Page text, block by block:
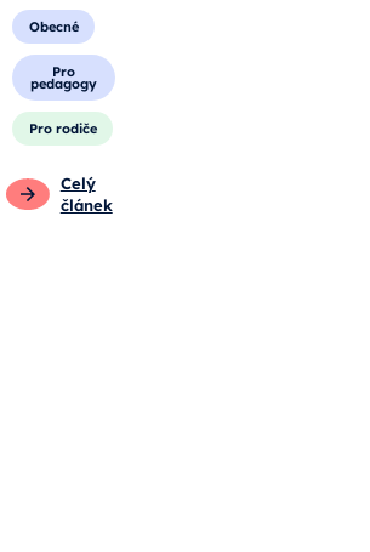
Obecné
Pro
pedagogy
Pro rodiče
Celý
článek